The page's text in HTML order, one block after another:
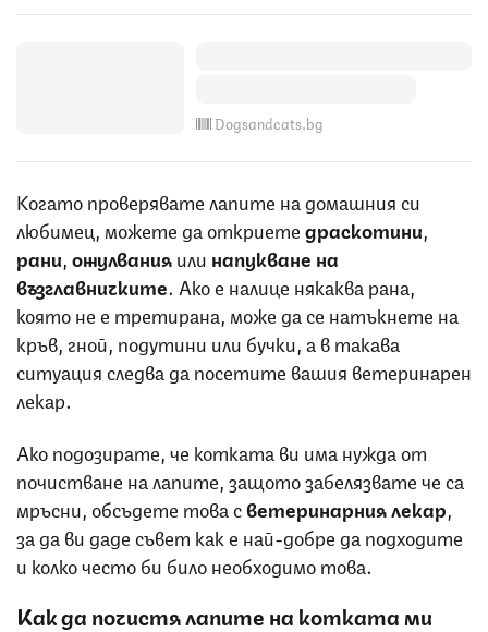
Dogsandcats.bg
Когато проверявате лапите на домашния си
любимец, можете да откриетедраскотини
рани ожулванияили напукване на
възглавничките. Ако е налице някаква рана,
която не е третирана, може да се натъкнете на
кръв, гной, подутини или бучки, а в такава
ситуация следва да посетите вашия ветеринарен
лекар.
Ако подозирате, че котката ви има нужда от
почистване на лапите, защото забелязвате че са
мръсни, обсъдете това светеринарния лекар
за да ви даде съвет как е най-добре да подходите
и колко често би било необходимо това.
Как да почистя лапите на котката ми